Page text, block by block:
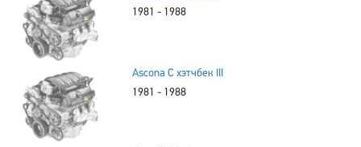
1981 - 1988
Ascona C хэтчбек III
1981 - 1988